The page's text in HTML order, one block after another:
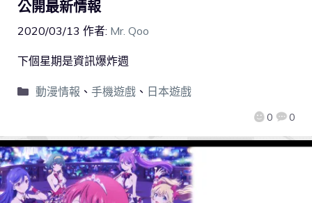
公開最新情報
2020/03/13 作者: Mr. Qoo
0 0
下個星期是資訊爆炸週
動漫情報 、 手機遊戲、 日本遊戲